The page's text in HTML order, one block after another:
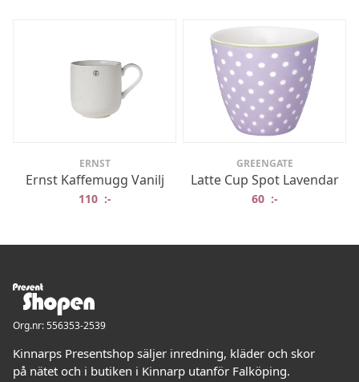
ERNST
Ernst Kaffemugg Vanilj
110 :-
GREENGATE
Latte Cup Spot Lavendar
60 :-
Org.nr: 556353-2539
Kinnarps Presentshop säljer inredning, kläder och skor
på nätet och i butiken i Kinnarp utanför Falköping.